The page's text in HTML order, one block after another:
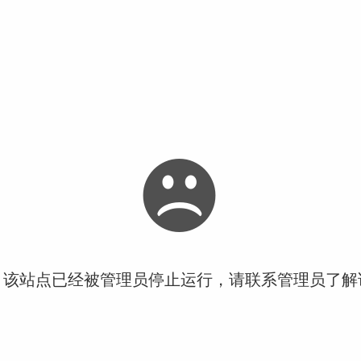
站点已经被管理员停止运行，请联系管理员了